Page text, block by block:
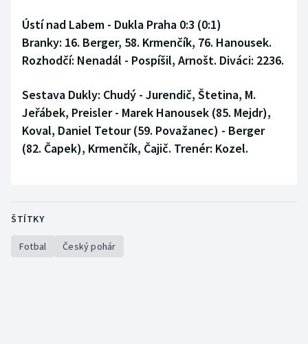
Ústí nad Labem - Dukla Praha 0:3 (0:1)
Branky: 16. Berger, 58. Krmenčík, 76. Hanousek.
Rozhodčí: Nenadál - Pospíšil, Arnošt. Diváci: 2236.
Sestava Dukly: Chudý - Jurendič, Štetina, M.
Jeřábek, Preisler - Marek Hanousek (85. Mejdr),
Koval, Daniel Tetour (59. Považanec) - Berger
(82. Čapek), Krmenčík, Čajič. Trenér: Kozel.
ŠTÍTKY
Fotbal Český pohár